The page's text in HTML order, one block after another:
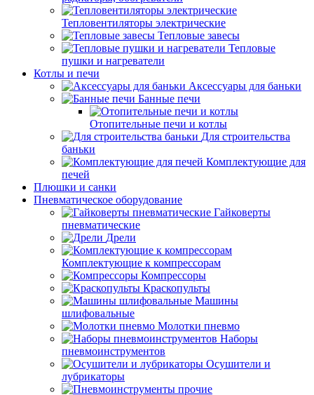
Тепловентиляторы электрические
Тепловые завесы
Тепловые
пушки и нагреватели
Котлы и печи
Аксессуары для баньки
Банные печи
Отопительные печи и котлы
Для строительства
баньки
Комплектующие для
печей
Плюшки и санки
Пневматическое оборудование
Гайковерты
пневматические
Дрели
Комплектующие к компрессорам
Компрессоры
Краскопульты
Машины
шлифовальные
Молотки пневмо
Наборы
пневмоинструментов
Осушители и
лубрикаторы